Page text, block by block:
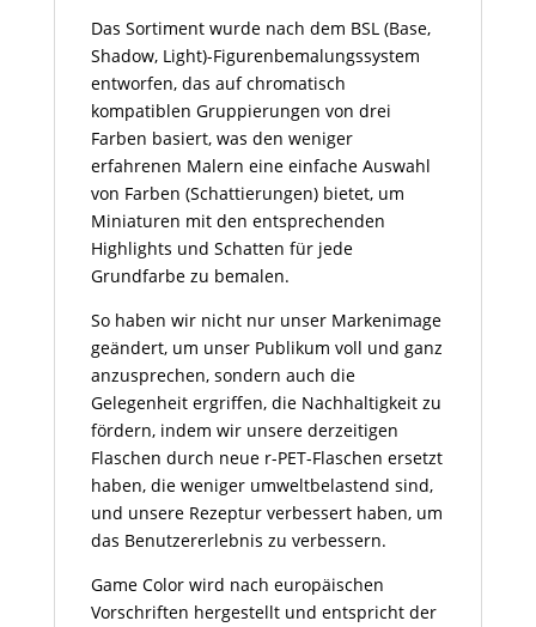
Das Sortiment wurde nach dem BSL (Base,
Shadow, Light)-Figurenbemalungssystem
entworfen, das auf chromatisch
kompatiblen Gruppierungen von drei
Farben basiert, was den weniger
erfahrenen Malern eine einfache Auswahl
von Farben (Schattierungen) bietet, um
Miniaturen mit den entsprechenden
Highlights und Schatten für jede
Grundfarbe zu bemalen.
So haben wir nicht nur unser Markenimage
geändert, um unser Publikum voll und ganz
anzusprechen, sondern auch die
Gelegenheit ergriffen, die Nachhaltigkeit zu
fördern, indem wir unsere derzeitigen
Flaschen durch neue r-PET-Flaschen ersetzt
haben, die weniger umweltbelastend sind,
und unsere Rezeptur verbessert haben, um
das Benutzererlebnis zu verbessern.
Game Color wird nach europäischen
Vorschriften hergestellt und entspricht der